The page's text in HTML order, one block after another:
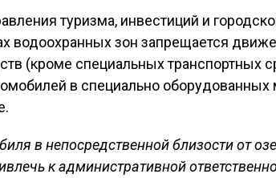
туризма, инвестиций и
водоохранных зон запрещается
(кроме специальных транспортных
в специально оборудованных
в непосредственной близости от
к административной